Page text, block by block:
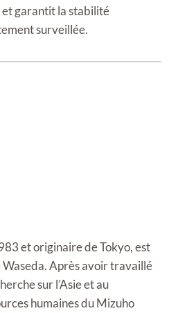
garantit la stabilité
surveillée.
et originaire de Tokyo, est
Après avoir travaillé
sur l’Asie et au
humaines du Mizuho